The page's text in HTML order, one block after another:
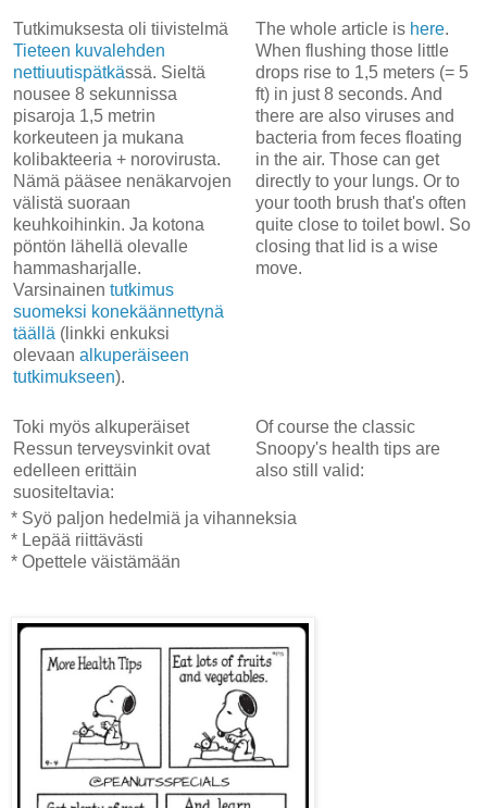
Tutkimuksesta oli tiivistelmä
Tieteen kuvalehden
nettiuutispätkässä. Sieltä
nousee 8 sekunnissa
pisaroja 1,5 metrin
korkeuteen ja mukana
kolibakteeria + norovirusta.
Nämä pääsee nenäkarvojen
välistä suoraan
keuhkoihinkin. Ja kotona
pöntön lähellä olevalle
hammasharjalle.
Varsinainen tutkimus
suomeksi konekäännettynä
täällä (linkki enkuksi
olevaan alkuperäiseen
tutkimukseen).
The whole article is here.
When flushing those little
drops rise to 1,5 meters (= 5
ft) in just 8 seconds. And
there are also viruses and
bacteria from feces floating
in the air. Those can get
directly to your lungs. Or to
your tooth brush that's often
quite close to toilet bowl. So
closing that lid is a wise
move.
Toki myös alkuperäiset
Ressun terveysvinkit ovat
edelleen erittäin
suositeltavia:
Of course the classic
Snoopy's health tips are
also still valid:
* Syö paljon hedelmiä ja vihanneksia
* Lepää riittävästi
* Opettele väistämään